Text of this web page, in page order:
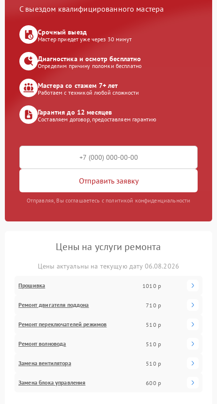
С выездом квалифицированного мастера
Срочный выезд
Мастер приедет уже через 30 минут
Диагностика и осмотр бесплатно
Определим причину поломки бесплатно
Мастера со стажем 7+ лет
Работаем с техникой любой сложности
Гарантия до 12 месяцев
Составляем договор, предоставляем гарантию
Отправить заявку
Отправляя, Вы соглашаетесь с политикой конфиденциальности
Цены на услуги ремонта
Цены актуальны на текущую дату 06.08.2026
Прошивка 1010 р
Ремонт двигателя поддона 710 р
Ремонт переключателей режимов 510 р
Ремонт волновода 510 р
Замена вентилятора 510 р
Замена блока управления 600 р